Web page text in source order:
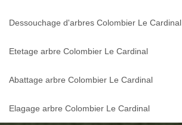
Dessouchage d'arbres Colombier Le Cardinal
Etetage arbre Colombier Le Cardinal
Abattage arbre Colombier Le Cardinal
Elagage arbre Colombier Le Cardinal